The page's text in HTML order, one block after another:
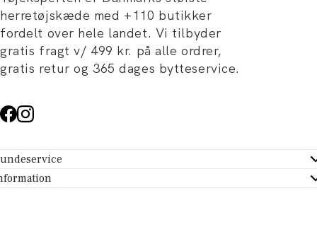
herretøjskæde med +110 butikker
fordelt over hele landet. Vi tilbyder
gratis fragt v/ 499 kr. på alle ordrer,
gratis retur og 365 dages bytteservice.
- Hjælpecenter
Tøjeksperten